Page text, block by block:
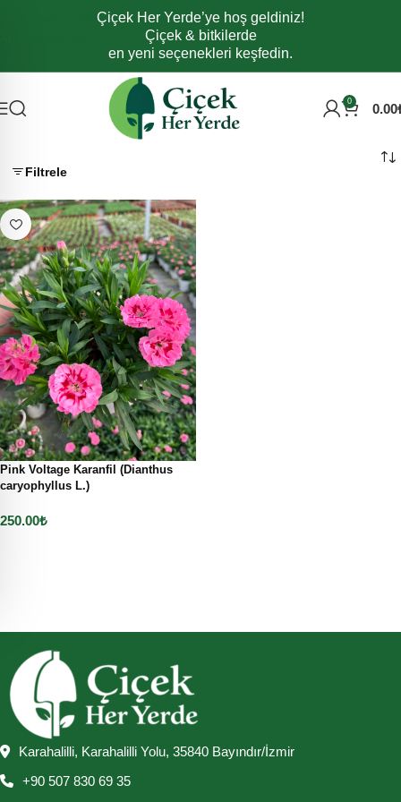
Navigasyona atlaÇiçek Her Yerde’ye hoş geldiniz!
Çiçek & bitkilerde
en yeni seçenekleri keşfedin.
0 0.00
Filtrele
Pink Voltage Karanfil (Dianthus
caryophyllus L.)
250.00₺
Karahalilli, Karahalilli Yolu, 35840 Bayındır/İzmir
+90 507 830 69 35